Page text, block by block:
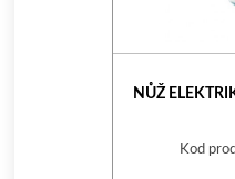
NŮŽ
Kod